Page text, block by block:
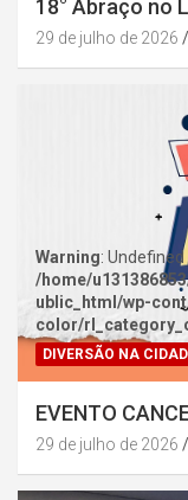
18° Abraço no
29 de julho de 2026
Warning:
/home/
ublic_html/wp-
color/
DIVERSÃO NA
EVENTO
29 de julho de 2026